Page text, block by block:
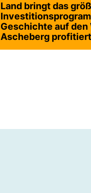
Land bringt das
Geschichte auf den
Ascheberg profitiert